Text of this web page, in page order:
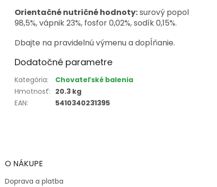
Orientačné nutričné hodnoty:surový popol
98,5%, vápnik 23%, fosfor 0,02%, sodík 0,15%.
Dbajte na pravidelnú výmenu a dopĺňanie.
Dodatočné parametre
Kategória:
Chovateľské balenia
Hmotnosť: 20.3 kg
EAN: 5410340231395
äO NÁKUPE
Doprava a platba